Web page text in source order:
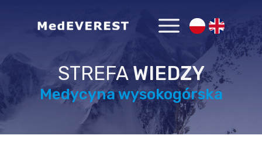
Medycyna wysokogórska
STREFA WIEDZY